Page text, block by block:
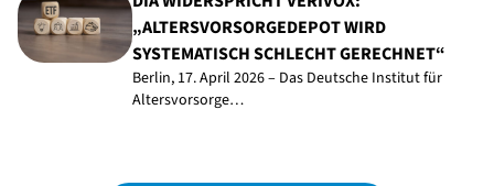
„ALTERSVORSORGEDEPOT WIRD
SYSTEMATISCH SCHLECHT GERECHNET“
Berlin, 17. April 2026 – Das Deutsche Institut für
Altersvorsorge…